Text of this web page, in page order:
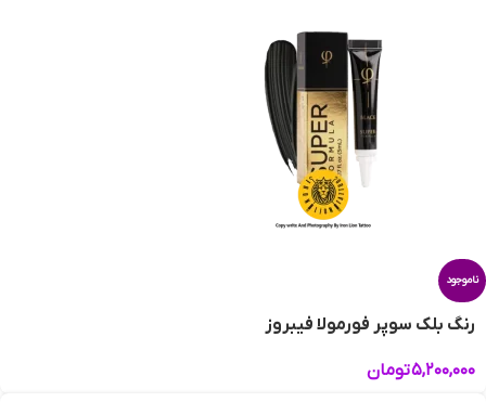
ناموجود
رنگ بلک سوپر فورمولا فیبروز
۵,۲۰۰,۰۰۰تومان